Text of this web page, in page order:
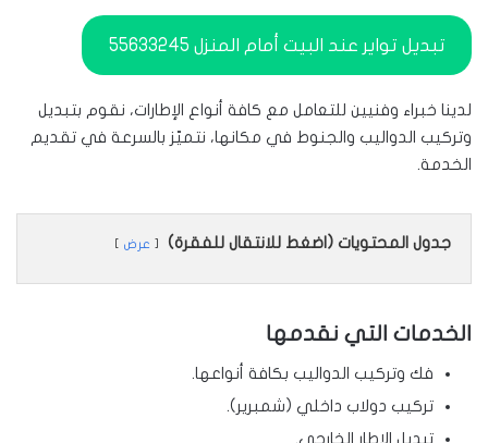
تبديل تواير عند البيت أمام المنزل 55633245
لدينا خبراء وفنيين للتعامل مع كافة أنواع الإطارات، نقوم بتبديل
وتركيب الدواليب والجنوط في مكانها، نتميّز بالسرعة في تقديم
الخدمة.
جدول المحتويات (اضغط للانتقال للفقرة) عرض
الخدمات التي نقدمها
فك وتركيب الدواليب بكافة أنواعها.
تركيب دولاب داخلي (شمبرير).
تبديل الإطار الخارجي.